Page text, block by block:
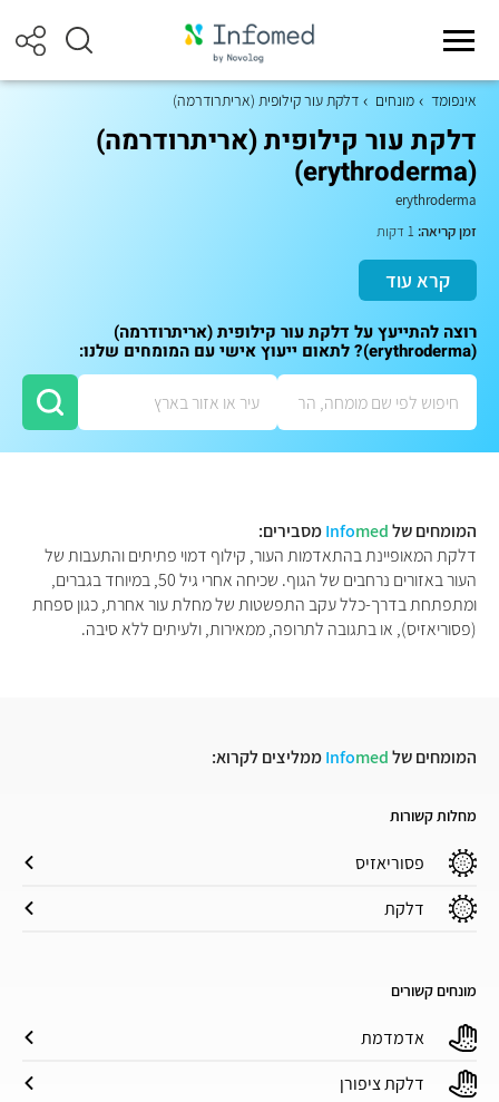
אינפומד מונחים דלקת עור קילופית (אריתרודרמה)
דלקת עור קילופית (אריתרודרמה)
(erythroderma)
erythroderma
זמן קריאה:
קרא עוד
רוצה להתייעץ על דלקת עור קילופית (אריתרודרמה)
(erythroderma)? לתאום ייעוץ אישי עם המומחים שלנו:
המומחים של Infomed
מסבירים:
דלקת המאופיינת בהתאדמות העור, קילוף דמוי פתיתים והתעבות של
העור באזורים נרחבים של הגוף. שכיחה אחרי גיל 50, במיוחד בגברים,
ומתפתחת בדרך-כלל עקב התפשטות של מחלת עור אחרת, כגון ספחת
(פסוריאזיס), או בתגובה לתרופה, ממאירות, ולעיתים ללא סיבה.
המומחים של Infomed ממליצים לקרוא:
מחלות קשורות
פסוריאזיס
דלקת
מונחים קשורים
אדמדמת
דלקת ציפורן